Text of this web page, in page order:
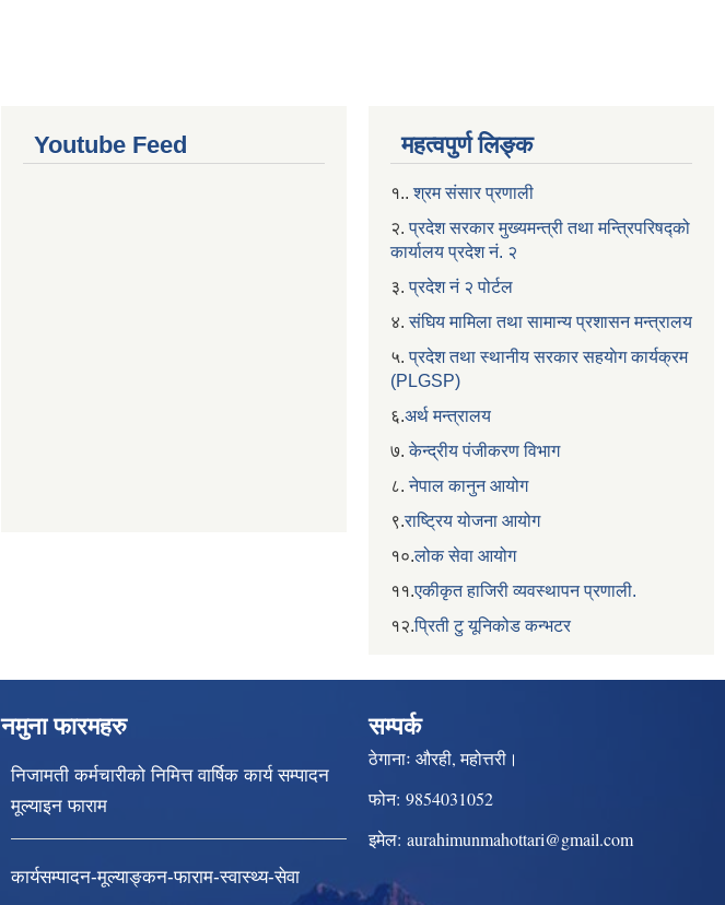
Youtube Feed महत्वपुर्ण लिङ्क
१..श्रम संसार प्रणाली
२. प्रदेश सरकार मुख्यमन्त्री तथा मन्त्रिपरिषद्को
कार्यालय प्रदेश नं. २
३.प्रदेश नं २ पोर्टल
४.संघिय मामिला तथा सामान्य प्रशासन मन्त्रालय
५.प्रदेश तथा स्थानीय सरकार सहयाेग कार्यक्रम
(PLGSP)
६.अर्थ मन्त्रालय
७.केन्द्रीय पंजीकरण विभाग
८.नेपाल कानुन आयोग
९.राष्ट्रिय योजना आयोग
१०.लोक सेवा आयोग
११.एकीकृत हाजिरी व्यवस्थापन प्रणाली.
१२.प्रिती टु यूनिकोड कन्भटर
नमुना फारमहरु
निजामती कर्मचारीको निमित्त वार्षिक कार्य सम्पादन
मूल्याइन फाराम
कार्यसम्पादन-मूल्याङ्कन-फाराम-स्वास्थ्य-सेवा
सम्पर्क
ठेगानाः औरही, महोत्तरी।
फोन: 9854031052
इमेल: aurahimunmahottari@gmail.com